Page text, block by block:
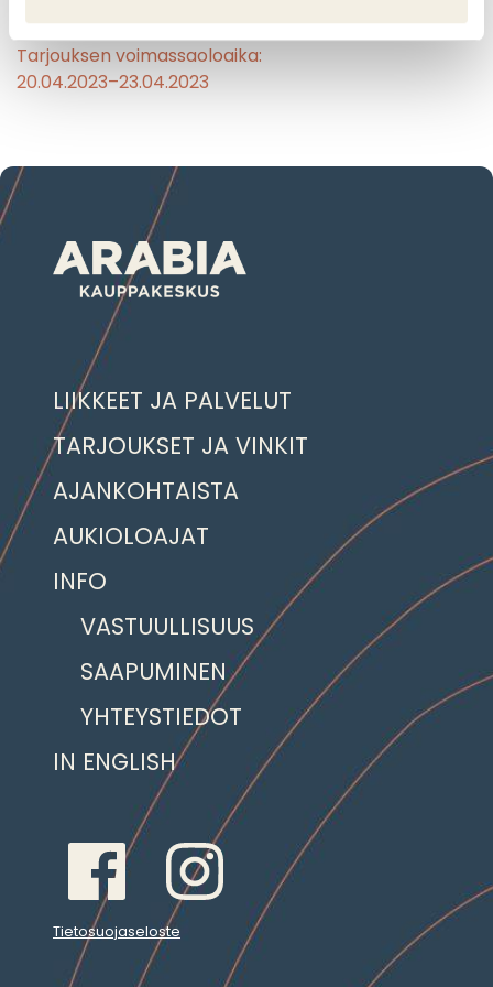
Tarjouksen voimassaoloaika:
20.04.2023–23.04.2023
LIIKKEET JA PALVELUT
TARJOUKSET JA VINKIT
AJANKOHTAISTA
AUKIOLOAJAT
INFO
VASTUULLISUUS
SAAPUMINEN
YHTEYSTIEDOT
IN ENGLISH
Tietosuojaseloste